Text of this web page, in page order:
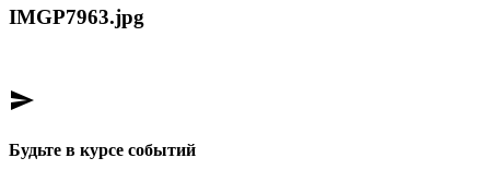
IMGP7963.jpg
send
Будьте в курсе событий